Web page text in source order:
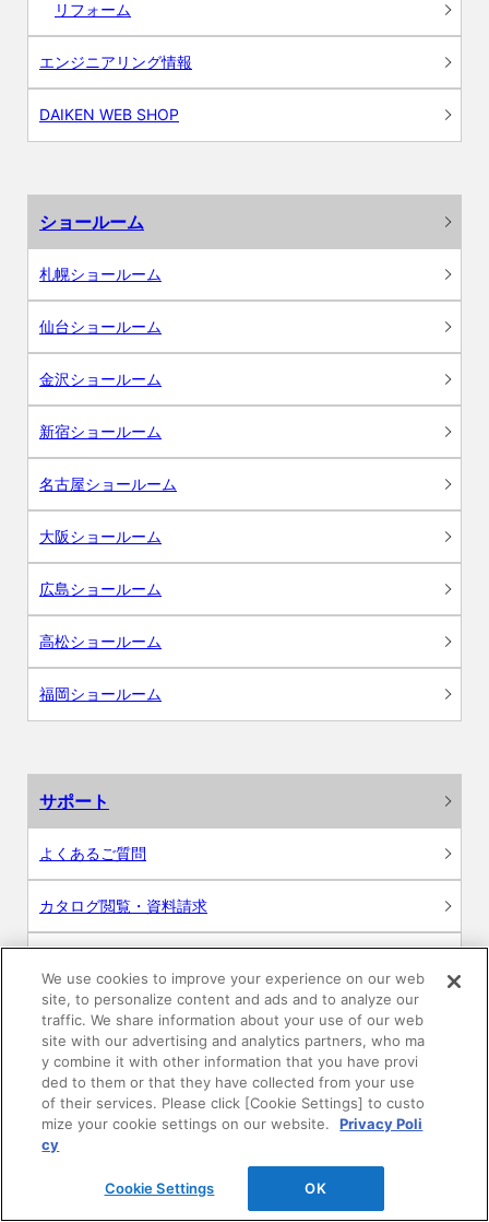
リフォーム
エンジニアリング情報
DAIKEN WEB SHOP
ショールーム
札幌ショールーム
仙台ショールーム
金沢ショールーム
新宿ショールーム
名古屋ショールーム
大阪ショールーム
広島ショールーム
高松ショールーム
福岡ショールーム
サポート
よくあるご質問
カタログ閲覧・資料請求
WEB見積・各種シミュレーション
交換用部品の購入
修理・点検
ログイン
We use cookies to improve your experience on our web
site, to personalize content and ads and to analyze our
traffic. We share information about your use of our web
site with our advertising and analytics partners, who ma
y combine it with other information that you have provi
ded to them or that they have collected from your use
of their services. Please click [Cookie Settings] to custo
mize your cookie settings on our website.
Privacy Poli
cy
Cookie Settings OK